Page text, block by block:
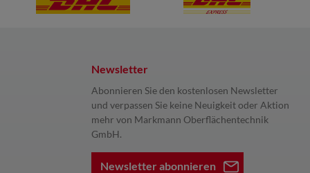
Newsletter
Abonnieren Sie den kostenlosen Newsletter
und verpassen Sie keine Neuigkeit oder Aktion
mehr von Markmann Oberflächentechnik
GmbH.
Newsletter abonnieren